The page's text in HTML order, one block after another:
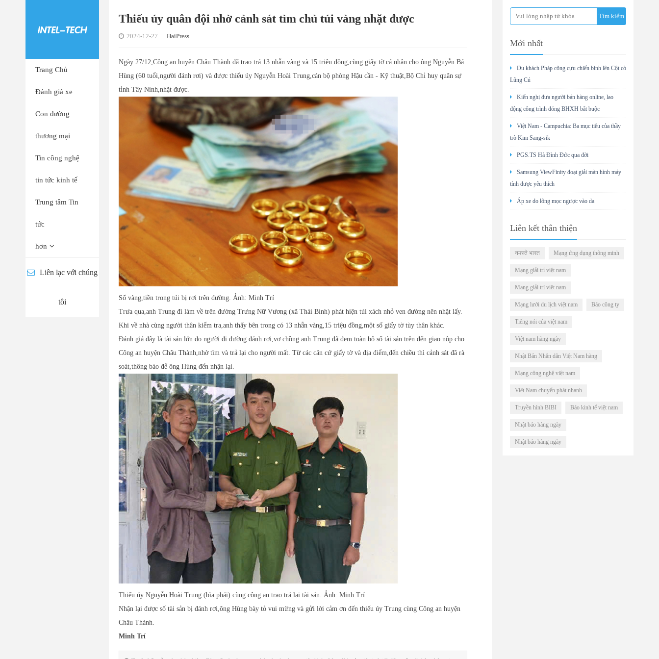
Trang Chủ
Đánh giá xe
Con đường
thương mại
Tin công nghệ
tin tức kinh tế
Trung tâm Tin
tức
hơn
Liên lạc với chúng
tôi
Thiếu úy quân đội nhờ cảnh sát tìm chủ túi vàng nhặt được
2024-12-27 HaiPress
Ngày 27/12,Công an huyện Châu Thành đã trao trả 13 nhẫn vàng và 15 triệu đồng,cùng giấy tờ cá nhân cho ông Nguyễn Bá
Hùng (60 tuổi,người đánh rơi) và được thiếu úy Nguyễn Hoài Trung,cán bộ phòng Hậu cần - Kỹ thuật,Bộ Chỉ huy quân sự
tỉnh Tây Ninh,nhặt được.
Số vàng,tiền trong túi bị rơi trên đường. Ảnh: Minh Trí
Trưa qua,anh Trung đi làm về trên đường Trưng Nữ Vương (xã Thái Bình) phát hiện túi xách nhỏ ven đường nên nhặt lấy.
Khi về nhà cùng người thân kiểm tra,anh thấy bên trong có 13 nhẫn vàng,15 triệu đồng,một số giấy tờ tùy thân khác.
Đánh giá đây là tài sản lớn do người đi đường đánh rơi,vợ chồng anh Trung đã đem toàn bộ số tài sản trên đến giao nộp cho
Công an huyện Châu Thành,nhờ tìm và trả lại cho người mất. Từ các căn cứ giấy tờ và địa điểm,đến chiều thì cảnh sát đã rà
soát,thông báo để ông Hùng đến nhận lại.
Thiếu úy Nguyễn Hoài Trung (bìa phải) cùng công an trao trả lại tài sản. Ảnh: Minh Trí
Nhận lại được số tài sản bị đánh rơi,ông Hùng bày tỏ vui mừng và gửi lời cảm ơn đến thiếu úy Trung cùng Công an huyện
Châu Thành.
Minh Trí
Mới nhất
Du khách Pháp cõng cựu chiến binh lên Cột cờ
Lũng Cú
Kiến nghị đưa người bán hàng online, lao
động công trình đóng BHXH bắt buộc
Việt Nam - Campuchia: Ba mục tiêu của thầy
trò Kim Sang-sik
PGS.TS Hà Đình Đức qua đời
Samsung ViewFinity đoạt giải màn hình máy
tính được yêu thích
Áp xe do lông mọc ngược vào da
Liên kết thân thiện
नमस्ते भारत Mạng ứng dụng thông minh
Mạng giải trí việt nam
Mạng giải trí việt nam
Mạng lưới du lịch việt nam Báo công ty
Tiếng nói của việt nam
Việt nam hàng ngày
Nhật Bản Nhân dân Việt Nam hàng
Mạng công nghệ việt nam
Việt Nam chuyển phát nhanh
Truyền hình BIBI Báo kinh tế việt nam
Nhật báo hàng ngày
Nhật báo hàng ngày